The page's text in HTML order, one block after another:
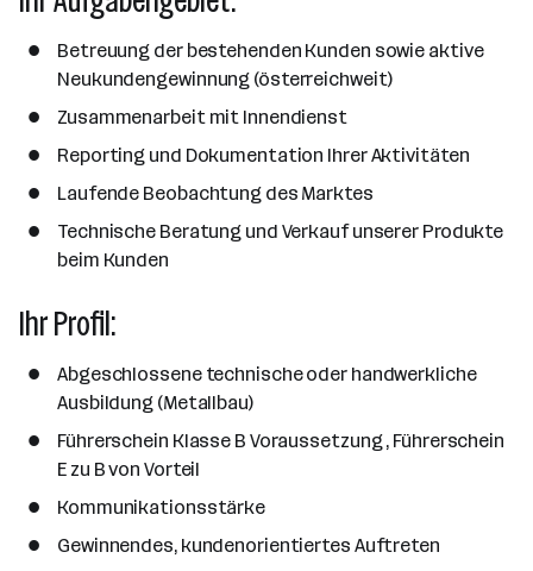
l
ee
e
a
n
d
e
Betreuung der bestehenden Kunden sowie aktive
Neukundengewinnung (österreichweit)
Zusammenarbeit mit Innendienst
Reporting und Dokumentation Ihrer Aktivitäten
Laufende Beobachtung des Marktes
Technische Beratung und Verkauf unserer Produkte
beim Kunden
Ihr Profil:
Abgeschlossene technische oder handwerkliche
Ausbildung (Metallbau)
Führerschein Klasse B Voraussetzung , Führerschein
E zu B von Vorteil
Kommunikationsstärke
Gewinnendes, kundenorientiertes Auftreten